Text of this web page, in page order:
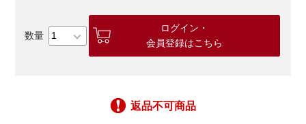
ログイン・
会員登録はこちら
返品不可商品